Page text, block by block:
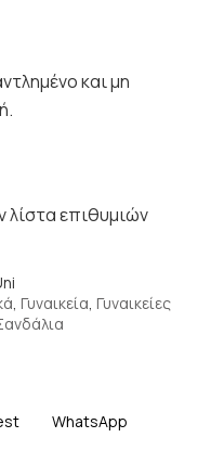
και μη
επιθυμιών
, Γυναικεία, Γυναικείες
WhatsApp